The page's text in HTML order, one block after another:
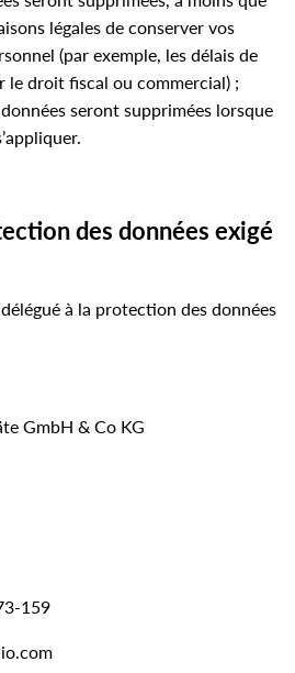
légales de conserver vos
(par exemple, les délais de
le droit fiscal ou commercial) ;
seront supprimées lorsque
des données exigé
à la protection des données
GmbH & Co KG
159